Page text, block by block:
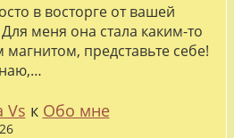
в восторге от вашей
меня она стала каким-то
представьте себе!
Vs к Обо мне